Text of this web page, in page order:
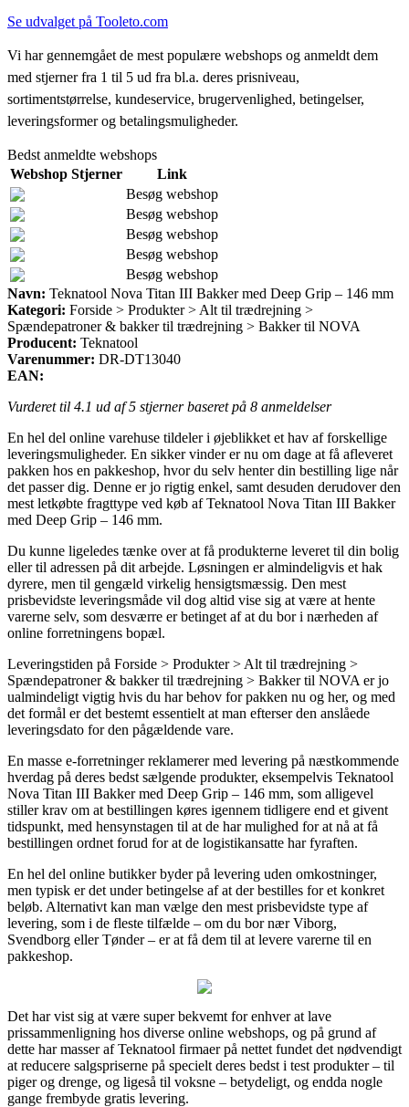
Se udvalget på Tooleto.com
Vi har gennemgået de mest populære webshops og anmeldt dem
med stjerner fra 1 til 5 ud fra bl.a. deres prisniveau,
sortimentstørrelse, kundeservice, brugervenlighed, betingelser,
leveringsformer og betalingsmuligheder.
Bedst anmeldte webshops
Webshop Stjerner
Link
Besøg webshop
Besøg webshop
Besøg webshop
Besøg webshop
Besøg webshop
Navn: Teknatool Nova Titan III Bakker med Deep Grip – 146 mm
Kategori: Forside > Produkter > Alt til trædrejning >
Spændepatroner & bakker til trædrejning > Bakker til NOVA
Producent: Teknatool
Varenummer: DR-DT13040
EAN:
Vurderet til 4.1 ud af 5 stjerner baseret på 8 anmeldelser
En hel del online varehuse tildeler i øjeblikket et hav af forskellige
leveringsmuligheder. En sikker vinder er nu om dage at få afleveret
pakken hos en pakkeshop, hvor du selv henter din bestilling lige når
det passer dig. Denne er jo rigtig enkel, samt desuden derudover den
mest letkøbte fragttype ved køb af Teknatool Nova Titan III Bakker
med Deep Grip – 146 mm.
Du kunne ligeledes tænke over at få produkterne leveret til din bolig
eller til adressen på dit arbejde. Løsningen er almindeligvis et hak
dyrere, men til gengæld virkelig hensigtsmæssig. Den mest
prisbevidste leveringsmåde vil dog altid vise sig at være at hente
varerne selv, som desværre er betinget af at du bor i nærheden af
online forretningens bopæl.
Leveringstiden på Forside > Produkter > Alt til trædrejning >
Spændepatroner & bakker til trædrejning > Bakker til NOVA er jo
ualmindeligt vigtig hvis du har behov for pakken nu og her, og med
det formål er det bestemt essentielt at man efterser den anslåede
leveringsdato for den pågældende vare.
En masse e-forretninger reklamerer med levering på næstkommende
hverdag på deres bedst sælgende produkter, eksempelvis Teknatool
Nova Titan III Bakker med Deep Grip – 146 mm, som alligevel
stiller krav om at bestillingen køres igennem tidligere end et givent
tidspunkt, med hensynstagen til at de har mulighed for at nå at få
bestillingen ordnet forud for at de logistikansatte har fyraften.
En hel del online butikker byder på levering uden omkostninger,
men typisk er det under betingelse af at der bestilles for et konkret
beløb. Alternativt kan man vælge den mest prisbevidste type af
levering, som i de fleste tilfælde – om du bor nær Viborg,
Svendborg eller Tønder – er at få dem til at levere varerne til en
pakkeshop.
Det har vist sig at være super bekvemt for enhver at lave
prissammenligning hos diverse online webshops, og på grund af
dette har masser af Teknatool firmaer på nettet fundet det nødvendigt
at reducere salgspriserne på specielt deres bedst i test produkter – til
piger og drenge, og ligeså til voksne – betydeligt, og endda nogle
gange frembyde gratis levering.